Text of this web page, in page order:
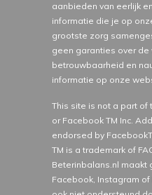
aanbieden van eerlijk
informatie die je op
grootste zorg
geen garanties over de
betrouwbaarheid en
informatie op onze
This site is not a part of
or Facebook TM Inc.
endorsed by
TM is a trademark of
Beterinbalans.nl maakt
Facebook, Instagram